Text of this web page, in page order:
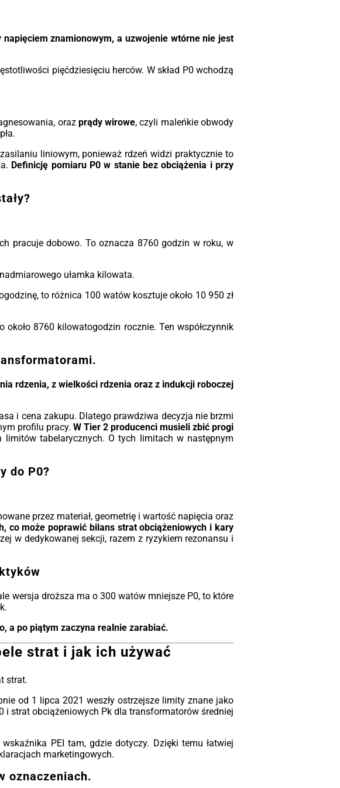
system wentylacji wymuszonej (AF), który
pozwala na bezpieczne przeciążenie
Dostosowujemy również obudowy – od
Moc i Napięcie:Pełen zakres od 25 kVA do
15 MVA przy napięciu izolacji do 36 kV.
czujniki temperatury PTC lub PT100, które
współpracując z przekaźnikiem, chronią
na wstrząsy i drgania, a dzięki zwartej
pomieszczeniach technicznych.
znamionowym, a uzwojenie wtórne nie jest
pięćdziesięciu herców. W skład P0 wchodzą
oraz prądy wirowe, czyli maleńkie obwody
liniowym, ponieważ rdzeń widzi praktycznie to
Definicję pomiaru P0 w stanie bez obciążenia i przy
pracuje dobowo. To oznacza 8760 godzin w roku, w
ułamka kilowata.
to różnica 100 watów kosztuje około 10 950 zł
8760 kilowatogodzin rocznie. Ten współczynnik
rdzenia, z wielkości rdzenia oraz z indukcji roboczej
i cena zakupu. Dlatego prawdziwa decyzja nie brzmi
profilu pracy. W Tier 2 producenci musieli zbić progi
tabelarycznych. O tych limitach w następnym
do P0?
przez materiał, geometrię i wartość napięcia oraz
co może poprawić bilans strat obciążeniowych i kary
w dedykowanej sekcji, razem z ryzykiem rezonansu i
wersja droższa ma o 300 watów mniejsze P0, to które
a po piątym zaczyna realnie zarabiać.
strat i jak ich używać
strat.
od 1 lipca 2021 weszły ostrzejsze limity znane jako
i strat obciążeniowych Pk dla transformatorów średniej
PEI tam, gdzie dotyczy. Dzięki temu łatwiej
marketingowych.
oznaczeniach.